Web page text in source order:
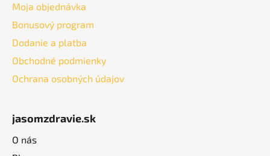
Moja objednávka
Bonusový program
Dodanie a platba
Obchodné podmienky
Ochrana osobných údajov
jasomzdravie.sk
O nás